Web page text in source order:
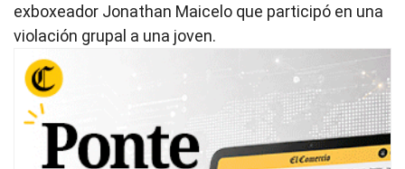
exboxeador Jonathan Maicelo que participó en una
violación grupal a una joven.